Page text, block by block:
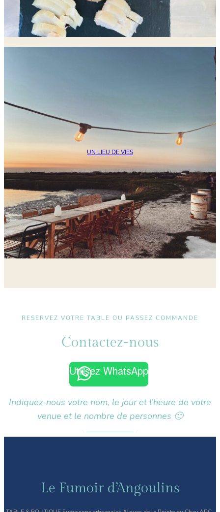
UN LIEU DE VIES
RESERVEZ VOTRE TABLE OU PASSEZ COMMANDE
Contactez-nous
Utilisez WhatsApp
Indiquez-nous votre nom, le jour et l’heure de votre
venue et le nombre de personnes 🙂
Le Fumoir d’Angoulins